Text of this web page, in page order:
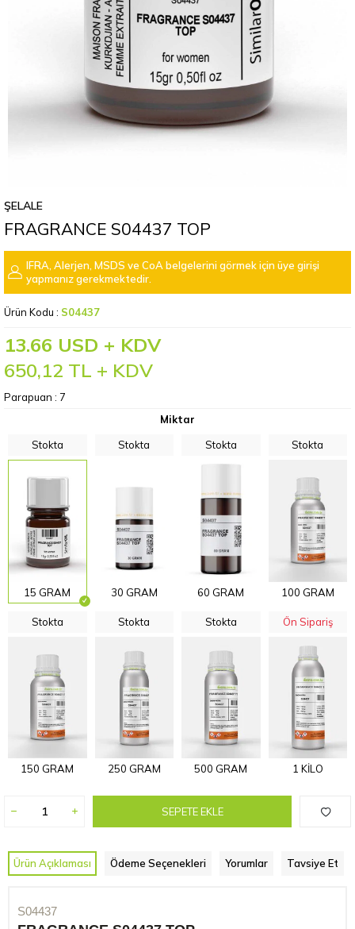
ŞELALE
FRAGRANCE S04437 TOP
IFRA, Alerjen, MSDS ve CoA belgelerini görmek için üye girişi
yapmanız gerekmektedir.
Ürün Kodu : S04437
13.66 USD + KDV
650,12 TL + KDV
Parapuan : 7
Miktar
Stokta
15 GRAM
Stokta
30 GRAM
Stokta
60 GRAM
Stokta
100 GRAM
Stokta
150 GRAM
Stokta
250 GRAM
Stokta
500 GRAM
Ön Sipariş
1 KİLO
SEPETE EKLE
Ürün Açıklaması Ödeme Seçenekleri Yorumlar Tavsiye Et
S04437